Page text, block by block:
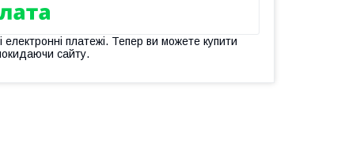
електронні платежі. Тепер ви можете купити
сайту.